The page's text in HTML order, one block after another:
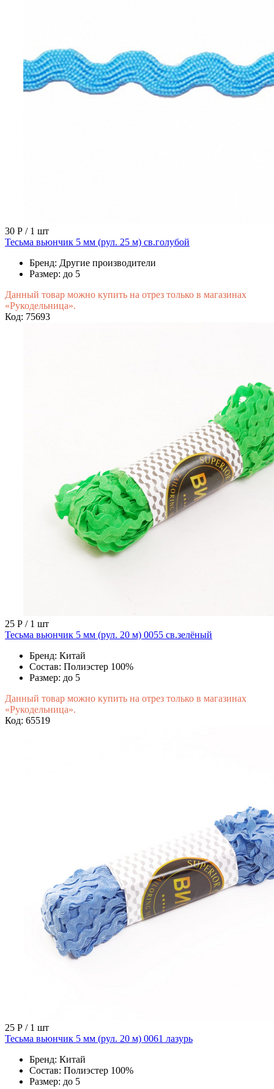
30 Р / 1 шт
Тесьма вьюнчик 5 мм (рул. 25 м) св.голубой
Бренд: Другие производители
Размер: до 5
Данный товар можно купить на отрез только в магазинах
«Рукодельница».
Код: 75693
25 Р / 1 шт
Тесьма вьюнчик 5 мм (рул. 20 м) 0055 св.зелёный
Бренд: Китай
Состав: Полиэстер 100%
Размер: до 5
Данный товар можно купить на отрез только в магазинах
«Рукодельница».
Код: 65519
25 Р / 1 шт
Тесьма вьюнчик 5 мм (рул. 20 м) 0061 лазурь
Бренд: Китай
Состав: Полиэстер 100%
Размер: до 5